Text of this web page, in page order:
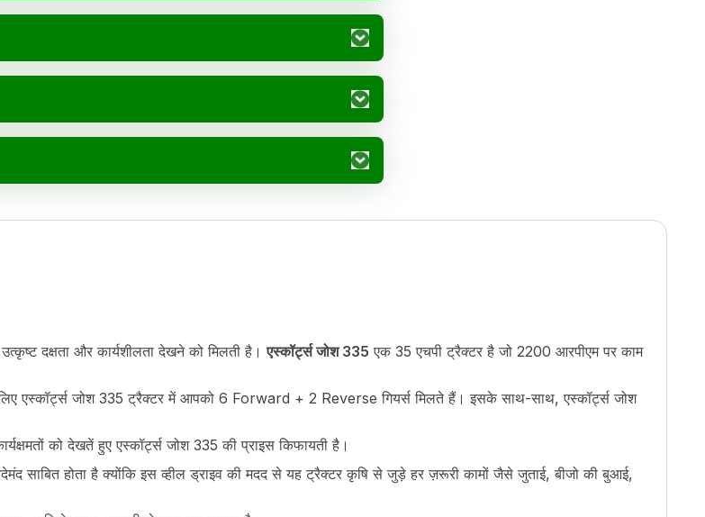
दक्षता और कार्यशीलता देखने को मिलती है।एस्कॉर्ट्स जोश 335 एक 35 एचपी ट्रैक्टर है जो 2200 आरपीएम पर काम
एस्कॉर्ट्स जोश 335 ट्रैक्टर में आपको 6 Forward + 2 Reverse गियर्स मिलते हैं। इसके साथ-साथ, एस्कॉर्ट्स जोश
को देखतें हुए एस्कॉर्ट्स जोश 335 की प्राइस किफायती है।
साबित होता है क्योंकि इस व्हील ड्राइव की मदद से यह ट्रैक्टर कृषि से जुड़े हर ज़रूरी कामों जैसे जुताई, बीजो की बुआई,